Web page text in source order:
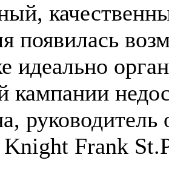
появилась
идеально
кампании
руководитель
Frank